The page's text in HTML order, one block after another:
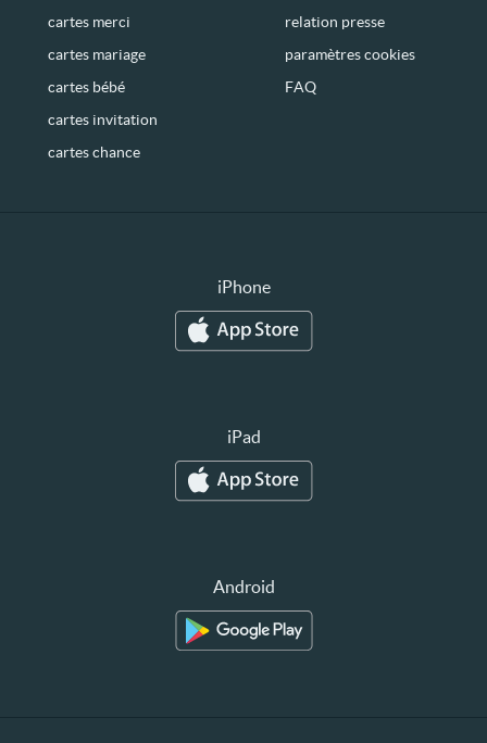
cartes merci
cartes mariage
cartes bébé
cartes invitation
cartes chance
relation presse
paramètres cookies
FAQ
iPhone
iPad
Android